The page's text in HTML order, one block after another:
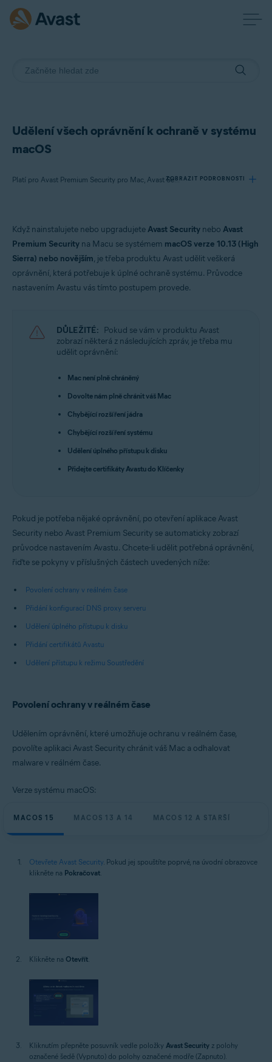
Udělení všech oprávnění k ochraně v systému
macOS
Platí pro Avast Premium Security pro Mac, Avast Security pro Mac
ZOBRAZIT PODROBNOSTI
Produkty:
Avast Premium Security 15.x pro Mac
Operační systémy:
Apple macOS 12.x (Monterey)
Apple macOS 11.x (Big Sur)
Apple macOS 10.15.x (Catalina)
Když nainstalujete nebo upgradujeteAvast Security nebo Avast
Premium Security na Macu se systémem macOS verze 10.13 (High
Sierra) nebo novějším, je třeba produktu Avast udělit veškerá
oprávnění, která potřebuje k úplné ochraně systému. Průvodce
nastavením Avastu vás tímto postupem provede.
DŮLEŽITÉ: Pokud se vám v produktu Avast
zobrazí některá z následujících zpráv, je třeba mu
udělit oprávnění:
Mac není plně chráněný
Dovolte nám plně chránit váš Mac
Chybějící rozšíření jádra
Chybějící rozšíření systému
Udělení úplného přístupu k disku
Přidejte certifikáty Avastu do Klíčenky
Pokud je potřeba nějaké oprávnění, po otevření aplikace Avast
Security nebo Avast Premium Security se automaticky zobrazí
průvodce nastavením Avastu. Chcete-li udělit potřebná oprávnění,
řiďte se pokyny v příslušných částech uvedených níže:
Povolení ochrany v reálném čase
Přidání konfigurací DNS proxy serveru
Udělení úplného přístupu k disku
Přidání certifikátů Avastu
Udělení přístupu k režimu Soustředění
Povolení ochrany v reálném čase
Udělením oprávnění, které umožňuje ochranu v reálném čase,
povolíte aplikaci Avast Security chránit váš Mac a odhalovat
malware v reálném čase.
Verze systému macOS:
MACOS 15 MACOS 13 A 14 MACOS 12 A STARŠÍ
Otevřete Avast Security. Pokud jej spouštíte poprvé, na úvodní obrazovce
klikněte na Pokračovat.
Klikněte na Otevřít.
Kliknutím přepněte posuvník vedle položky Avast Security z polohy
označené šedě (Vypnuto) do polohy označené modře (Zapnuto).